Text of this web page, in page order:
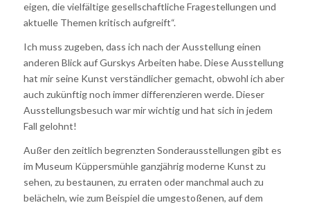
eigen, die vielfältige gesellschaftliche Fragestellungen und
aktuelle Themen kritisch aufgreift“.
Ich muss zugeben, dass ich nach der Ausstellung einen
anderen Blick auf Gurskys Arbeiten habe. Diese Ausstellung
hat mir seine Kunst verständlicher gemacht, obwohl ich aber
auch zukünftig noch immer differenzieren werde. Dieser
Ausstellungsbesuch war mir wichtig und hat sich in jedem
Fall gelohnt!
Außer den zeitlich begrenzten Sonderausstellungen gibt es
im Museum Küppersmühle ganzjährig moderne Kunst zu
sehen, zu bestaunen, zu erraten oder manchmal auch zu
belächeln, wie zum Beispiel die umgestoßenen, auf dem